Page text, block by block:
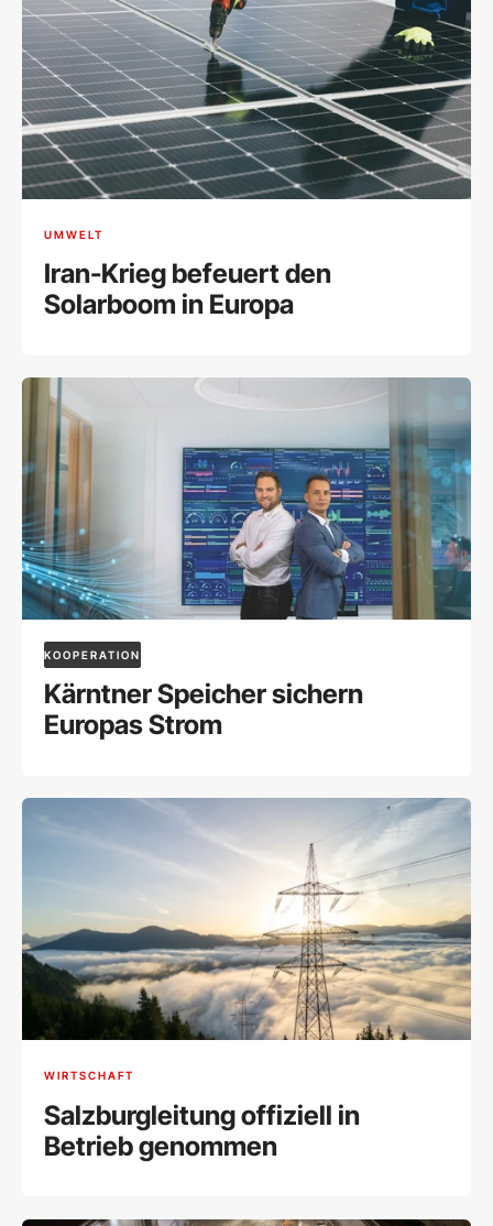
UMWELT
Iran-Krieg befeuert den
Solarboom in Europa
KOOPERATION
Kärntner Speicher sichern
Europas Strom
WIRTSCHAFT
Salzburgleitung offiziell in
Betrieb genommen